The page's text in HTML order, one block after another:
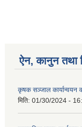
ऐन, कानुन तथा
कृषक सञ्जाल कार्यान्वयन
मिति: 01/30/2024 -